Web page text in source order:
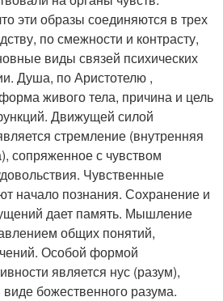
эти образы соединяются в трех
по смежности и контрасту,
виды связей психических
Душа, по Аристотелю ,
живого тела, причина и цель
Движущей силой
стремление (внутренняя
сопряженное с чувством
Чувственные
начало познания. Сохранение и
дает память. Мышление
общих понятий,
Особой формой
является нус (разум),
божественного разума.